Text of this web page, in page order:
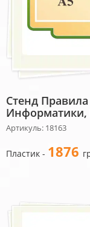
Стенд
Артикуль: 18163
Пластик - 1876